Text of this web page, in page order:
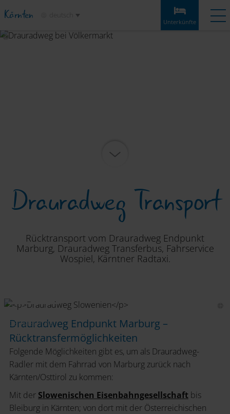
Kärnten Unterkünfte
Drauradweg Transport
Rücktransport vom Drauradweg Endpunkt
Marburg, Drauradweg Transferbus, Fahrservice
Wospiel, Kärntner Radtaxi.
Drauradweg
bei Marburg
Drauradweg Endpunkt Marburg –
Rücktransfermöglichkeiten
Folgende Möglichkeiten gibt es, um als Drauradweg-
Radler mit dem Fahrrad von Marburg zurück nach
Kärnten/Osttirol zu kommen:
Mit der Slowenischen Eisenbahngesellschaft bis
Bleiburg in Kärnten; von dort mit der Österreichischen